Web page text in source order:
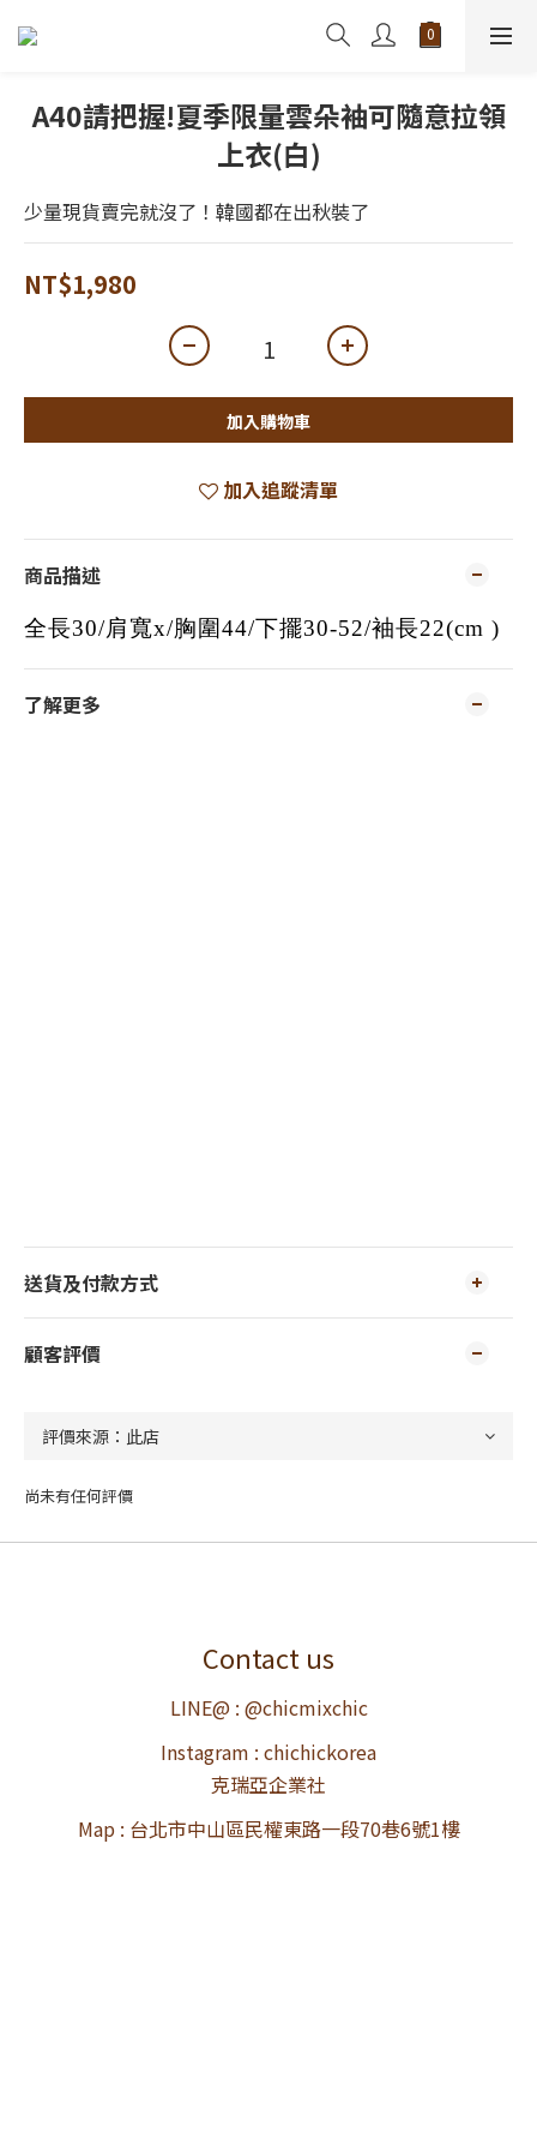
A40請把握!夏季限量雲朵袖可隨意拉領
上衣(白)
少量現貨賣完就沒了！韓國都在出秋裝了
NT$1,980
加入購物車
加入追蹤清單
商品描述
全長30/肩寬x/胸圍44/下擺30-52/袖長22(cm )
了解更多
送貨及付款方式
顧客評價
尚未有任何評價
Contact us
LINE@ : @chicmixchic
Instagram : chichickorea
克瑞亞企業社
Map : 台北市中山區民權東路一段70巷6號1樓